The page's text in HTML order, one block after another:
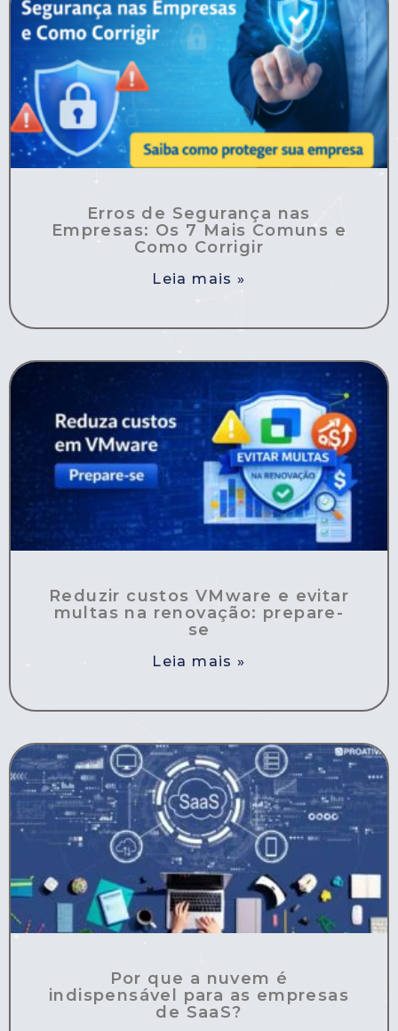
Erros de Segurança nas
Empresas: Os 7 Mais Comuns e
Como Corrigir
Leia mais »
Reduzir custos VMware e evitar
multas na renovação: prepare-
se
Leia mais »
Por que a nuvem é
indispensável para as empresas
de SaaS?